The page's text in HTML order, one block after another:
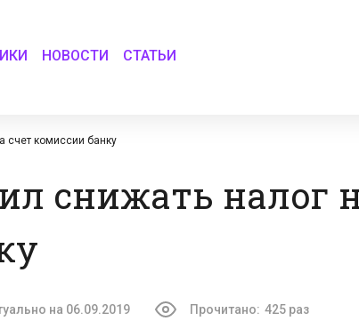
НОВОСТИ СТАТЬИ
счет комиссии банку
снижать налог
на 06.09.2019 Прочитано: 425 раз